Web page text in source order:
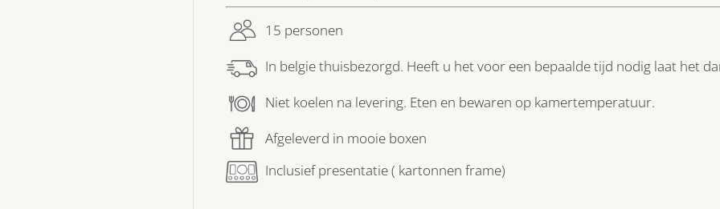
15 personen
In belgie thuisbezorgd. Heeft u het voor een bepaalde tijd nodig laat het
Niet koelen na levering. Eten en bewaren op kamertemperatuur.
Afgeleverd in mooie boxen
Inclusief presentatie ( kartonnen frame)